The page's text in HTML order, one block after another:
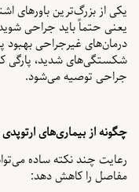
یکی از بزرگ‌ترین باورهای
یعنی حتماً باید جراحی
درمان‌های غیرجراحی بهبود
شکستگی‌های شدید، پارگی
جراحی توصیه می‌شود.
چگونه از بیماری‌های
رعایت چند نکته ساده
مفاصل را کاهش دهد: